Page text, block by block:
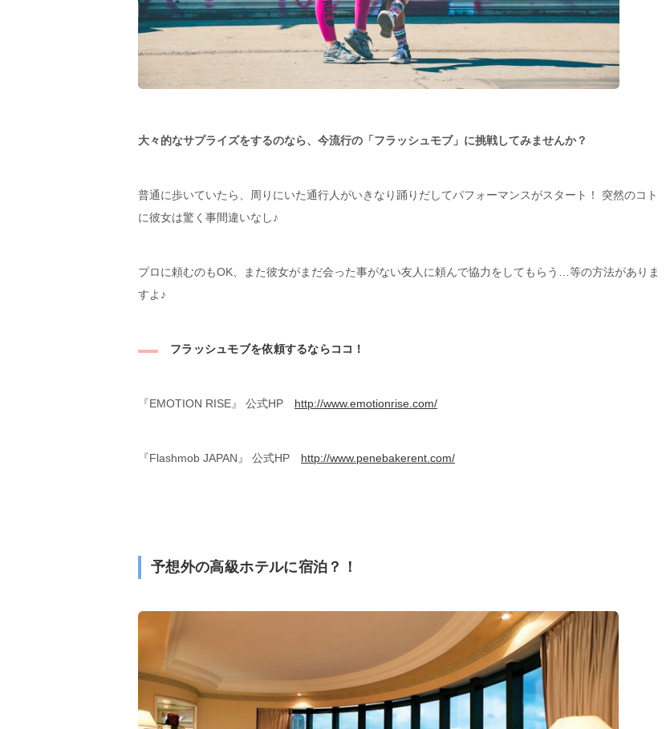
大々的なサプライズをするのなら、今流行の「フラッシュモブ」に挑戦してみませんか？
普通に歩いていたら、周りにいた通行人がいきなり踊りだしてパフォーマンスがスタート！ 突然のコト
に彼女は驚く事間違いなし♪
プロに頼むのもOK、また彼女がまだ会った事がない友人に頼んで協力をしてもらう…等の方法がありま
すよ♪
フラッシュモブを依頼するならココ！
『EMOTION RISE』 公式HP http://www.emotionrise.com/
『Flashmob JAPAN』 公式HP http://www.penebakerent.com/
予想外の高級ホテルに宿泊？！